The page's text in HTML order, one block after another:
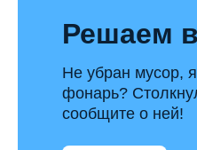
Решаем
Не убран мусор,
фонарь?
сообщите о ней!